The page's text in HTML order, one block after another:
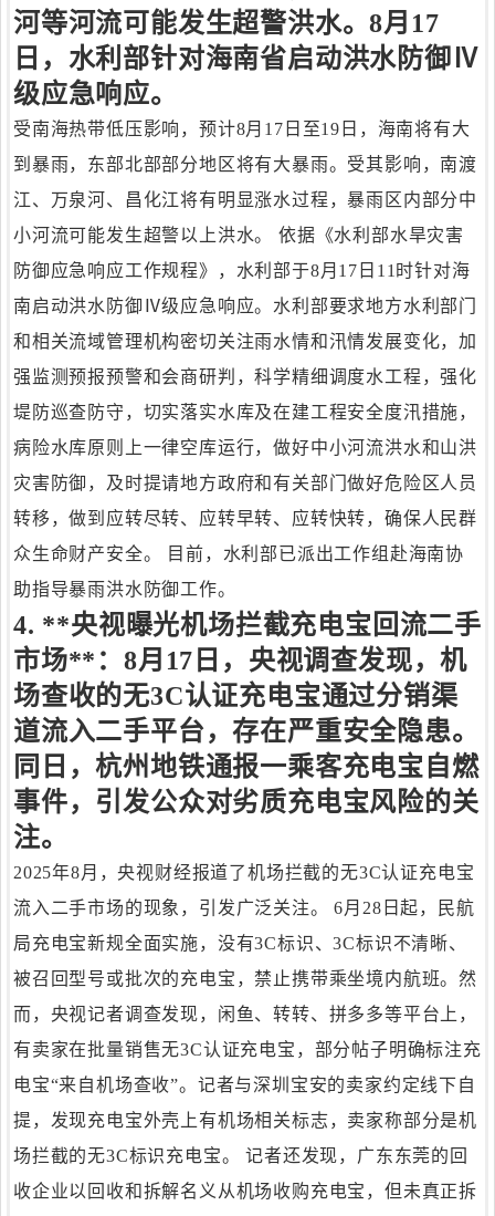
河等河流可能发生超警洪水。8月17
日，水利部针对海南省启动洪水防御Ⅳ
级应急响应。
受南海热带低压影响，预计8月17日至19日，海南将有大
到暴雨，东部北部部分地区将有大暴雨。受其影响，南渡
江、万泉河、昌化江将有明显涨水过程，暴雨区内部分中
小河流可能发生超警以上洪水。 依据《水利部水旱灾害
防御应急响应工作规程》，水利部于8月17日11时针对海
南启动洪水防御Ⅳ级应急响应。水利部要求地方水利部门
和相关流域管理机构密切关注雨水情和汛情发展变化，加
强监测预报预警和会商研判，科学精细调度水工程，强化
堤防巡查防守，切实落实水库及在建工程安全度汛措施，
病险水库原则上一律空库运行，做好中小河流洪水和山洪
灾害防御，及时提请地方政府和有关部门做好危险区人员
转移，做到应转尽转、应转早转、应转快转，确保人民群
众生命财产安全。 目前，水利部已派出工作组赴海南协
助指导暴雨洪水防御工作。
4. **央视曝光机场拦截充电宝回流二手
市场**：8月17日，央视调查发现，机
场查收的无3C认证充电宝通过分销渠
道流入二手平台，存在严重安全隐患。
同日，杭州地铁通报一乘客充电宝自燃
事件，引发公众对劣质充电宝风险的关
注。
2025年8月，央视财经报道了机场拦截的无3C认证充电宝
流入二手市场的现象，引发广泛关注。 6月28日起，民航
局充电宝新规全面实施，没有3C标识、3C标识不清晰、
被召回型号或批次的充电宝，禁止携带乘坐境内航班。然
而，央视记者调查发现，闲鱼、转转、拼多多等平台上，
有卖家在批量销售无3C认证充电宝，部分帖子明确标注充
电宝“来自机场查收”。记者与深圳宝安的卖家约定线下自
提，发现充电宝外壳上有机场相关标志，卖家称部分是机
场拦截的无3C标识充电宝。 记者还发现，广东东莞的回
收企业以回收和拆解名义从机场收购充电宝，但未真正拆